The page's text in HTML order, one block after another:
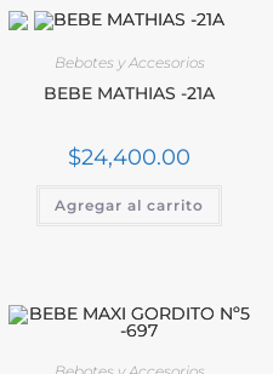
Bebotes y Accesorios
BEBE MATHIAS -21A
$24,400.00
Agregar al carrito